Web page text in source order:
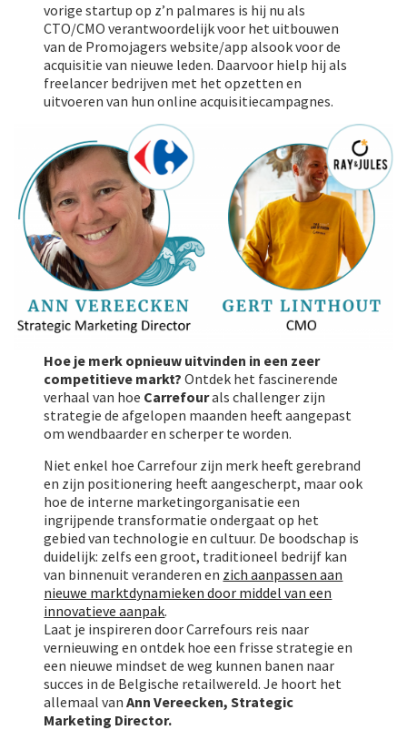
vorige startup op z’n palmares is hij nu als
CTO/CMO verantwoordelijk voor het uitbouwen
van de Promojagers website/app alsook voor de
acquisitie van nieuwe leden. Daarvoor hielp hij als
freelancer bedrijven met het opzetten en
uitvoeren van hun online acquisitiecampagnes.
Hoe je merk opnieuw uitvinden in een zeer
competitieve markt? Ontdek het fascinerende
verhaal van hoe Carrefourals challenger zijn
strategie de afgelopen maanden heeft aangepast
om wendbaarder en scherper te worden.
Niet enkel hoe Carrefour zijn merk heeft gerebrand
en zijn positionering heeft aangescherpt, maar ook
hoe de interne marketingorganisatie een
ingrijpende transformatie ondergaat op het
gebied van technologie en cultuur. De boodschap is
duidelijk: zelfs een groot, traditioneel bedrijf kan
van binnenuit veranderen en zich aanpassen aan
nieuwe marktdynamieken door middel van een
innovatieve aanpak.
Laat je inspireren door Carrefours reis naar
vernieuwing en ontdek hoe een frisse strategie en
een nieuwe mindset de weg kunnen banen naar
succes in de Belgische retailwereld. Je hoort het
allemaal vanAnn Vereecken, Strategic
Marketing Director.